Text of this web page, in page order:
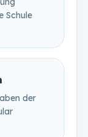
Schule
der